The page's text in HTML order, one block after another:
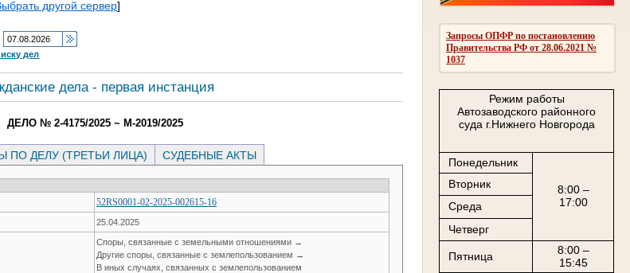
Запросы ОПФР по постановлению
Правительства РФ от 28.06.2021 №
1037
Режим работы
Автозаводского районного
суда г.Нижнего Новгорода
Понедельник
8:00 –
17:00
Вторник
Среда
Четверг
Пятница
8:00 –
15:45
другой сервер]
дел
дела - первая инстанция
ДЕЛО № 2-4175/2025 ~ М-2019/2025
ПО ДЕЛУ (ТРЕТЬИ ЛИЦА) СУДЕБНЫЕ АКТЫ
52RS0001-02-2025-002615-16
25.04.2025
Споры, связанные с земельными отношениями →
Другие споры, связанные с землепользованием →
В иных случаях, связанных с землепользованием